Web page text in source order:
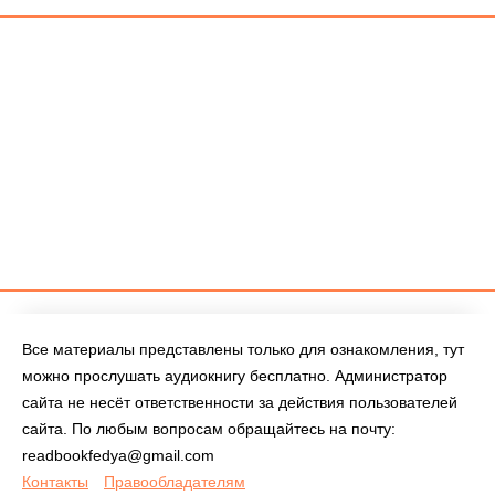
Все материалы представлены только для ознакомления, тут
можно прослушать аудиокнигу бесплатно. Администратор
сайта не несёт ответственности за действия пользователей
сайта. По любым вопросам обращайтесь на почту:
readbookfedya@gmail.com
Контакты
Правообладателям